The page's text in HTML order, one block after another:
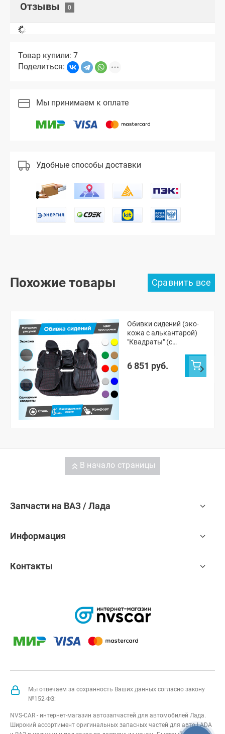
Отзывы
Товар купили: 7
Поделиться:
Мы принимаем к оплате
Удобные способы доставки
Похожие товары
Обивки сидений (эко-
кожа с алькантарой)
"Квадраты" (с
Лада Нива 4х4 3д (ВАЗ
21214) (с 2020 г.)
6 851 руб.
В начало страницы
Запчасти на ВАЗ / Лада
Информация
Контакты
Мы отвечаем за сохранность Ваших данных согласно закону
№152-ФЗ:
NVS-CAR - интернет-магазин автозапчастей для автомобилей Лада.
Широкий ассортимент оригинальных запасных частей для авто LADA